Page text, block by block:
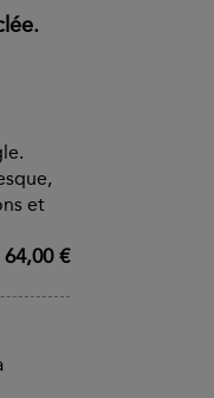
et
64,00 €